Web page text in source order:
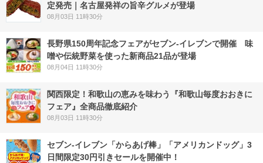
定発売｜名古屋発祥の旨辛グルメが登場
08月03日 11時30分
長野県150周年記念フェアがセブン-イレブンで開催 味
噌や伝統野菜を使った新商品21品が登場
08月04日 11時30分
関西限定！和歌山の恵みを味わう『和歌山毎度おおきに
フェア』全商品徹底紹介
08月03日 11時30分
セブン‐イレブン「からあげ棒」「アメリカンドッグ」3
日間限定30円引きセールを開催中！